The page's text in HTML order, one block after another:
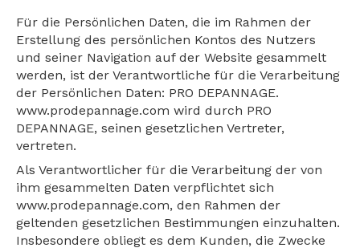
Für die Persönlichen Daten, die im Rahmen der
Erstellung des persönlichen Kontos des Nutzers
und seiner Navigation auf der Website gesammelt
werden, ist der Verantwortliche für die Verarbeitung
der Persönlichen Daten: PRO DEPANNAGE.
www.prodepannage.com wird durch PRO
DEPANNAGE, seinen gesetzlichen Vertreter,
vertreten.
Als Verantwortlicher für die Verarbeitung der von
ihm gesammelten Daten verpflichtet sich
www.prodepannage.com, den Rahmen der
geltenden gesetzlichen Bestimmungen einzuhalten.
Insbesondere obliegt es dem Kunden, die Zwecke